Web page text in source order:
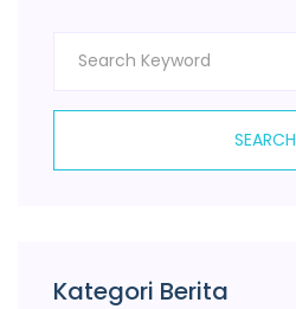
SEARCH
Kategori Berita